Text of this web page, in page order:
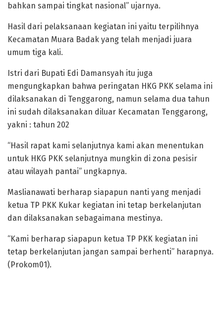
bahkan sampai tingkat nasional” ujarnya.
Hasil dari pelaksanaan kegiatan ini yaitu terpilihnya
Kecamatan Muara Badak yang telah menjadi juara
umum tiga kali.
Istri dari Bupati Edi Damansyah itu juga
mengungkapkan bahwa peringatan HKG PKK selama ini
dilaksanakan di Tenggarong, namun selama dua tahun
ini sudah dilaksanakan diluar Kecamatan Tenggarong,
yakni : tahun 202
“Hasil rapat kami selanjutnya kami akan menentukan
untuk HKG PKK selanjutnya mungkin di zona pesisir
atau wilayah pantai” ungkapnya.
Maslianawati berharap siapapun nanti yang menjadi
ketua TP PKK Kukar kegiatan ini tetap berkelanjutan
dan dilaksanakan sebagaimana mestinya.
“Kami berharap siapapun ketua TP PKK kegiatan ini
tetap berkelanjutan jangan sampai berhenti” harapnya.
(Prokom01).